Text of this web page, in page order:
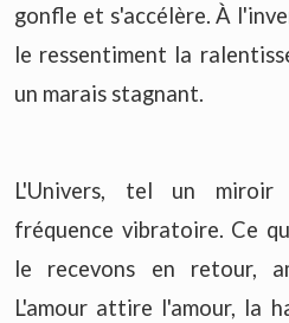
gonfle et s'accélère. À
le ressentiment la
un marais stagnant.
L'Univers, tel un
fréquence vibratoire. Ce
le recevons en retour,
L'amour attire l'amour, la